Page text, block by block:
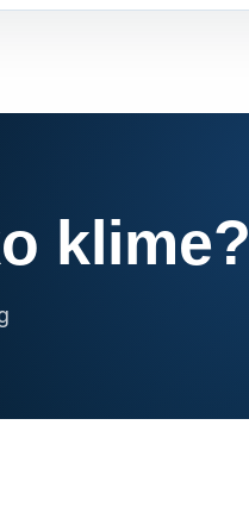
klime?